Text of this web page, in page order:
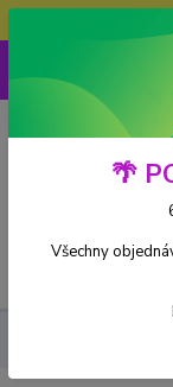
🌴
Všechny